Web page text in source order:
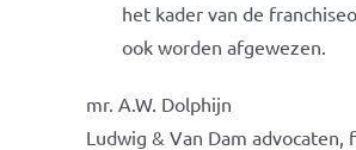
het kader van de
ook worden afgewezen.
mr. A.W. Dolphijn
Ludwig & Van Dam advocaten,